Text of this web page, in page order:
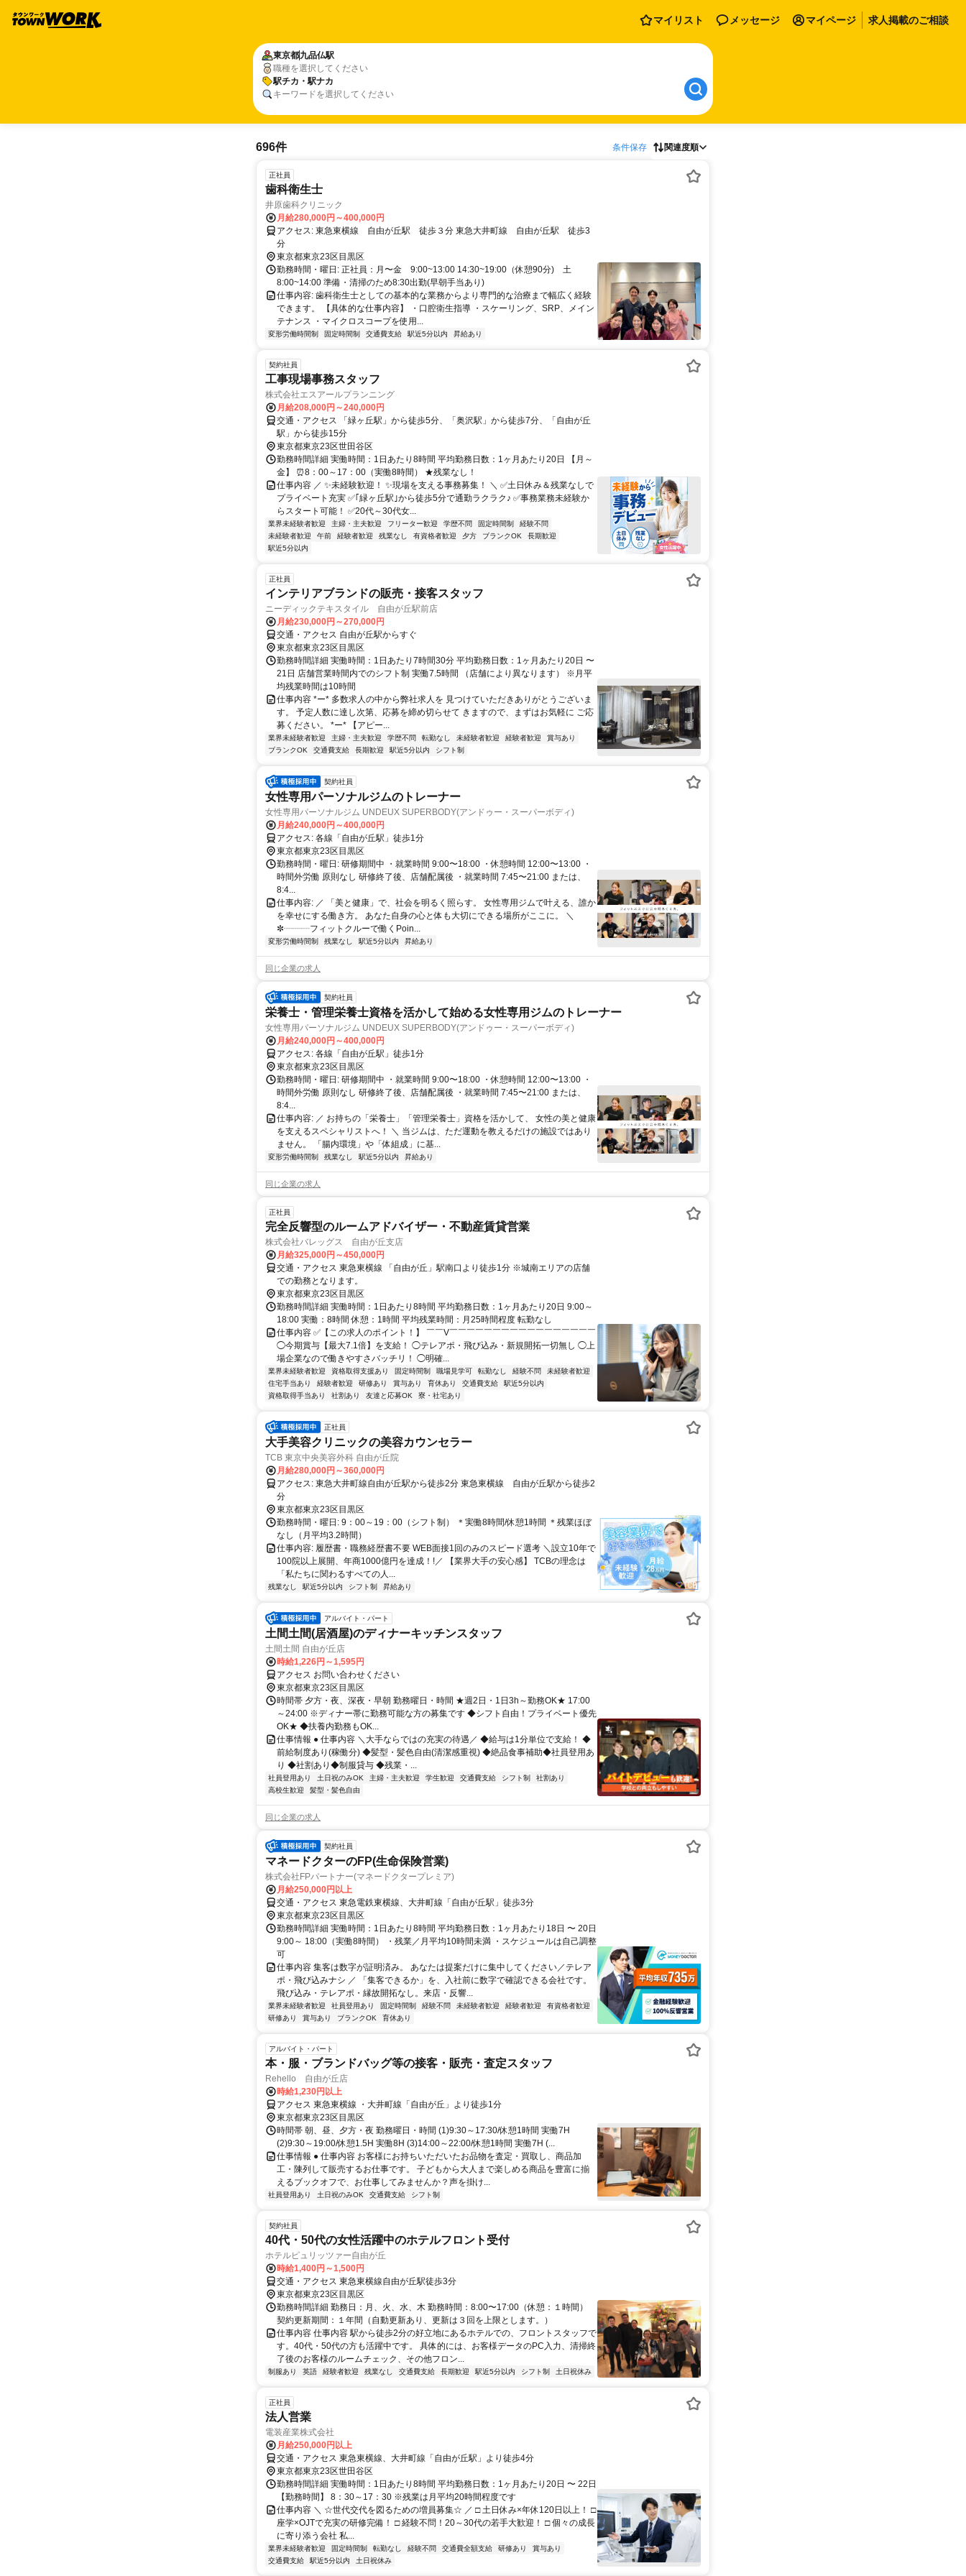
マイリスト メッセージ マイページ 求人掲載のご相談
東京都九品仏駅
職種を選択してください
駅チカ・駅ナカ
キーワードを選択してください
696件 条件保存 関連度順
正社員
歯科衛生士
井原歯科クリニック
月給280,000円～400,000円
アクセス: 東急東横線 自由が丘駅 徒歩３分 東急大井町線 自由が丘駅 徒歩3
分
東京都東京23区目黒区
勤務時間・曜日: 正社員：月〜金 9:00~13:00 14:30~19:00（休憩90分) 土
8:00~14:00 準備・清掃のため8:30出勤(早朝手当あり)
仕事内容: 歯科衛生士としての基本的な業務からより専門的な治療まで幅広く経験
できます。 【具体的な仕事内容】 ・口腔衛生指導 ・スケーリング、SRP、メイン
テナンス ・マイクロスコープを使用...
変形労働時間制 固定時間制 交通費支給 駅近5分以内 昇給あり
契約社員
工事現場事務スタッフ
株式会社エスアールプランニング
月給208,000円～240,000円
交通・アクセス 「緑ヶ丘駅」から徒歩5分、「奥沢駅」から徒歩7分、「自由が丘
駅」から徒歩15分
東京都東京23区世田谷区
勤務時間詳細 実働時間：1日あたり8時間 平均勤務日数：1ヶ月あたり20日 【月～
金】 ⏰8：00～17：00（実働8時間） ★残業なし！
仕事内容 ／ ✨未経験歓迎！ ✨現場を支える事務募集！ ＼ ✅土日休み＆残業なしで
プライベート充実 ✅｢緑ヶ丘駅｣から徒歩5分で通勤ラクラク♪ ✅事務業務未経験か
らスタート可能！ ✅20代～30代女...
業界未経験者歓迎 主婦・主夫歓迎 フリーター歓迎 学歴不問 固定時間制
経験不問
未経験者歓迎
午前 経験者歓迎 残業なし 有資格者歓迎 夕方 ブランクOK
長期歓迎
駅近5分以内
正社員
インテリアブランドの販売・接客スタッフ
ニーディックテキスタイル 自由が丘駅前店
月給230,000円～270,000円
交通・アクセス 自由が丘駅からすぐ
東京都東京23区目黒区
勤務時間詳細 実働時間：1日あたり7時間30分 平均勤務日数：1ヶ月あたり20日 〜
21日 店舗営業時間内でのシフト制 実働7.5時間 （店舗により異なります） ※月平
均残業時間は10時間
仕事内容 *ー* 多数求人の中から弊社求人を 見つけていただきありがとうございま
す。 予定人数に達し次第、応募を締め切らせて きますので、まずはお気軽に ご応
募ください。 *ー* 【アピー...
業界未経験者歓迎 主婦・主夫歓迎 学歴不問 転勤なし 未経験者歓迎 経験者歓迎
賞与あり
ブランクOK
交通費支給 長期歓迎 駅近5分以内 シフト制
契約社員
女性専用パーソナルジムのトレーナー
女性専用パーソナルジム UNDEUX SUPERBODY(アンドゥー・スーパーボディ)
月給240,000円～400,000円
アクセス: 各線「自由が丘駅」徒歩1分
東京都東京23区目黒区
勤務時間・曜日: 研修期間中 ・就業時間 9:00〜18:00 ・休憩時間 12:00〜13:00 ・
時間外労働 原則なし 研修終了後、店舗配属後 ・就業時間 7:45〜21:00 または、
8:4...
仕事内容: ／ 「美と健康」で、社会を明るく照らす。 女性専用ジムで叶える、誰か
を幸せにする働き方。 あなた自身の心と体も大切にできる場所がここに。 ＼
✼┈┈┈フィットクルーで働くPoin...
変形労働時間制 残業なし 駅近5分以内 昇給あり
同じ企業の求人
契約社員
栄養士・管理栄養士資格を活かして始める女性専用ジムのトレーナー
女性専用パーソナルジム UNDEUX SUPERBODY(アンドゥー・スーパーボディ)
月給240,000円～400,000円
アクセス: 各線「自由が丘駅」徒歩1分
東京都東京23区目黒区
勤務時間・曜日: 研修期間中 ・就業時間 9:00〜18:00 ・休憩時間 12:00〜13:00 ・
時間外労働 原則なし 研修終了後、店舗配属後 ・就業時間 7:45〜21:00 または、
8:4...
仕事内容: ／ お持ちの「栄養士」「管理栄養士」資格を活かして、 女性の美と健康
を支えるスペシャリストへ！ ＼ 当ジムは、ただ運動を教えるだけの施設ではあり
ません。 「腸内環境」や「体組成」に基...
変形労働時間制 残業なし 駅近5分以内 昇給あり
同じ企業の求人
正社員
完全反響型のルームアドバイザー・不動産賃貸営業
株式会社バレッグス 自由が丘支店
月給325,000円～450,000円
交通・アクセス 東急東横線 「自由が丘」駅南口より徒歩1分 ※城南エリアの店舗
での勤務となります。
東京都東京23区目黒区
勤務時間詳細 実働時間：1日あたり8時間 平均勤務日数：1ヶ月あたり20日 9:00～
18:00 実働：8時間 休憩：1時間 平均残業時間：月25時間程度 転勤なし
仕事内容 ✅【この求人のポイント！】 ￣￣V￣￣￣￣￣￣￣￣￣￣￣￣￣￣￣￣￣
◯今期賞与【最大7.1倍】を支給！ ◯テレアポ・飛び込み・新規開拓一切無し ◯上
場企業なので働きやすさバッチリ！ ◯明確...
業界未経験者歓迎 資格取得支援あり 固定時間制 職場見学可 転勤なし 経験不問
未経験者歓迎
住宅手当あり
経験者歓迎 研修あり 賞与あり 育休あり 交通費支給
駅近5分以内
資格取得手当あり
社割あり 友達と応募OK 寮・社宅あり
正社員
大手美容クリニックの美容カウンセラー
TCB 東京中央美容外科 自由が丘院
月給280,000円～360,000円
アクセス: 東急大井町線自由が丘駅から徒歩2分 東急東横線 自由が丘駅から徒歩2
分
東京都東京23区目黒区
勤務時間・曜日: 9：00～19：00（シフト制） ＊実働8時間/休憩1時間 ＊残業ほぼ
なし（月平均3.2時間）
仕事内容: 履歴書・職務経歴書不要 WEB面接1回のみのスピード選考 ＼設立10年で
100院以上展開、年商1000億円を達成！!／ 【業界大手の安心感】 TCBの理念は
「私たちに関わるすべての人...
残業なし 駅近5分以内 シフト制 昇給あり
アルバイト・パート
土間土間(居酒屋)のディナーキッチンスタッフ
土間土間 自由が丘店
時給1,226円～1,595円
アクセス お問い合わせください
東京都東京23区目黒区
時間帯 夕方・夜、深夜・早朝 勤務曜日・時間 ★週2日・1日3h～勤務OK★ 17:00
～24:00 ※ディナー帯に勤務可能な方の募集です ◆シフト自由！プライベート優先
OK★ ◆扶養内勤務もOK...
仕事情報 ● 仕事内容 ＼大手ならではの充実の待遇／ ◆給与は1分単位で支給！ ◆
前給制度あり(稼働分) ◆髪型・髪色自由(清潔感重視) ◆絶品食事補助◆社員登用あ
り ◆社割あり◆制服貸与 ◆残業・...
社員登用あり 土日祝のみOK 主婦・主夫歓迎 学生歓迎 交通費支給 シフト制
社割あり
高校生歓迎
髪型・髪色自由
同じ企業の求人
契約社員
マネードクターのFP(生命保険営業)
株式会社FPパートナー(マネードクタープレミア)
月給250,000円以上
交通・アクセス 東急電鉄東横線、大井町線「自由が丘駅」徒歩3分
東京都東京23区目黒区
勤務時間詳細 実働時間：1日あたり8時間 平均勤務日数：1ヶ月あたり18日 〜 20日
9:00～ 18:00（実働8時間） ・残業／月平均10時間未満 ・スケジュールは自己調整
可
仕事内容 集客は数字が証明済み。 あなたは提案だけに集中してください／テレア
ポ・飛び込みナシ ／ 「集客できるか」を、入社前に数字で確認できる会社です。
飛び込み・テレアポ・縁故開拓なし。来店・反響...
業界未経験者歓迎 社員登用あり 固定時間制 経験不問 未経験者歓迎 経験者歓迎
有資格者歓迎
研修あり
賞与あり ブランクOK 育休あり
アルバイト・パート
本・服・ブランドバッグ等の接客・販売・査定スタッフ
Rehello 自由が丘店
時給1,230円以上
アクセス 東急東横線 ・大井町線「自由が丘」より徒歩1分
東京都東京23区目黒区
時間帯 朝、昼、夕方・夜 勤務曜日・時間 (1)9:30～17:30/休憩1時間 実働7H
(2)9:30～19:00/休憩1.5H 実働8H (3)14:00～22:00/休憩1時間 実働7H (...
仕事情報 ● 仕事内容 お客様にお持ちいただいたお品物を査定・買取し、商品加
工・陳列して販売するお仕事です。 子どもから大人まで楽しめる商品を豊富に揃
えるブックオフで、お仕事してみませんか？声を掛け...
社員登用あり 土日祝のみOK 交通費支給 シフト制
契約社員
40代・50代の女性活躍中のホテルフロント受付
ホテルピュリッツァー自由が丘
時給1,400円～1,500円
交通・アクセス 東急東横線自由が丘駅徒歩3分
東京都東京23区目黒区
勤務時間詳細 勤務日：月、火、水、木 勤務時間：8:00〜17:00（休憩：１時間）
契約更新期間：１年間（自動更新あり、更新は３回を上限とします。）
仕事内容 仕事内容 駅から徒歩2分の好立地にあるホテルでの、フロントスタッフで
す。40代・50代の方も活躍中です。 具体的には、お客様データのPC入力、清掃終
了後のお客様のルームチェック、その他フロン...
制服あり 英語 経験者歓迎 残業なし 交通費支給 長期歓迎 駅近5分以内 シフト制 土日祝休み
正社員
法人営業
電装産業株式会社
月給250,000円以上
交通・アクセス 東急東横線、大井町線「自由が丘駅」より徒歩4分
東京都東京23区世田谷区
勤務時間詳細 実働時間：1日あたり8時間 平均勤務日数：1ヶ月あたり20日 〜 22日
【勤務時間】 8：30～17：30 ※残業は月平均20時間程度です
仕事内容 ＼ ☆世代交代を図るための増員募集☆ ／ □ 土日休み×年休120日以上！ □
座学×OJTで充実の研修完備！ □ 経験不問！20～30代の若手大歓迎！ □ 個々の成長
に寄り添う会社 私...
業界未経験者歓迎 固定時間制 転勤なし 経験不問 交通費全額支給 研修あり
賞与あり
交通費支給
駅近5分以内 土日祝休み